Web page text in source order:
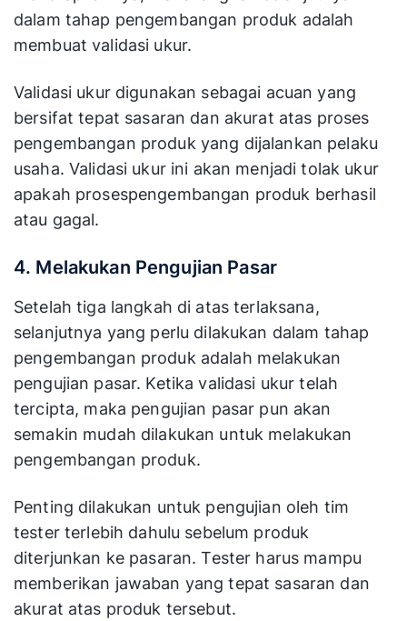
dalam tahap pengembangan produk adalah
membuat validasi ukur.
Validasi ukur digunakan sebagai acuan yang
bersifat tepat sasaran dan akurat atas proses
pengembangan produk yang dijalankan pelaku
usaha. Validasi ukur ini akan menjadi tolak ukur
apakah prosespengembangan produk berhasil
atau gagal.
4. Melakukan Pengujian Pasar
Setelah tiga langkah di atas terlaksana,
selanjutnya yang perlu dilakukan dalam tahap
pengembangan produk adalah melakukan
pengujian pasar. Ketika validasi ukur telah
tercipta, maka pengujian pasar pun akan
semakin mudah dilakukan untuk melakukan
pengembangan produk.
Penting dilakukan untuk pengujian oleh tim
tester terlebih dahulu sebelum produk
diterjunkan ke pasaran. Tester harus mampu
memberikan jawaban yang tepat sasaran dan
akurat atas produk tersebut.